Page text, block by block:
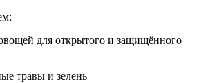
для открытого и защищённого
травы и зелень